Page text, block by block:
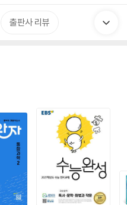
출판사 리뷰